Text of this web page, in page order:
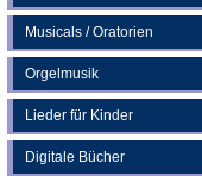
Musicals / Oratorien
Orgelmusik
Lieder für Kinder
Digitale Bücher